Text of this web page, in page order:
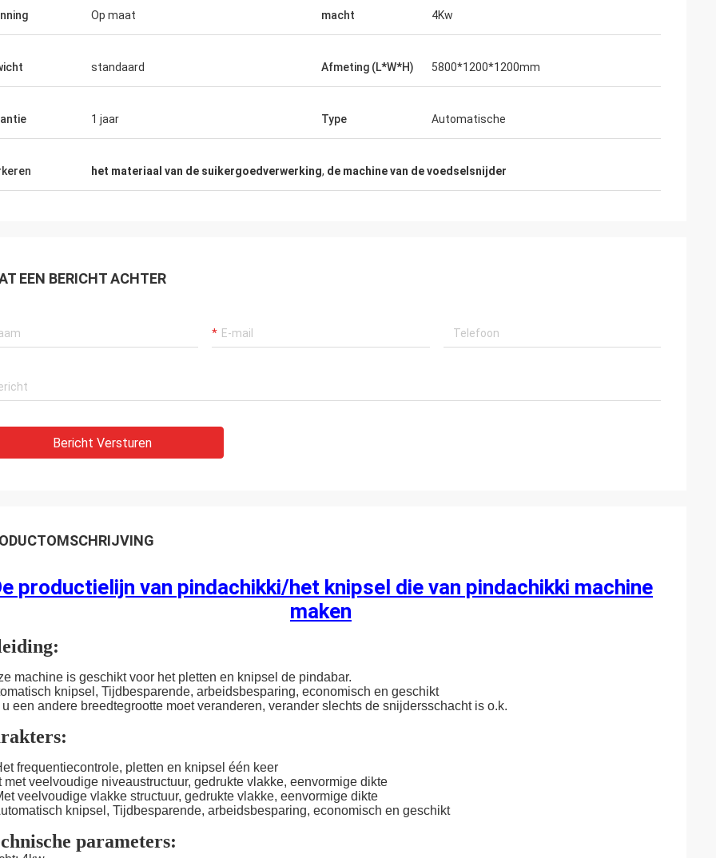
atmosferisch, echt, is de
zeer hard, strikt, zijn de
De machines zijn zeer goede, éénjarige
van goede kwaliteit.
Op maat macht 4Kw
standaard Afmeting (L*W*H) 5800*1200*1200mm
1 jaar Type Automatische
het materiaal van de suikergoedverwerking, de machine van de voedselsnijder
EEN BERICHT ACHTER
Bericht Versturen
productielijn van pindachikki/het knipsel die van pindachikki machine
maken
machine is geschikt voor het pletten en knipsel de pindabar.
knipsel, Tijdbesparende, arbeidsbesparing, economisch en geschikt
een andere breedtegrootte moet veranderen, verander slechts de snijdersschacht is o.k.
frequentiecontrole, pletten en knipsel één keer
met veelvoudige niveaustructuur, gedrukte vlakke, eenvormige dikte
veelvoudige vlakke structuur, gedrukte vlakke, eenvormige dikte
knipsel, Tijdbesparende, arbeidsbesparing, economisch en geschikt
parameters: